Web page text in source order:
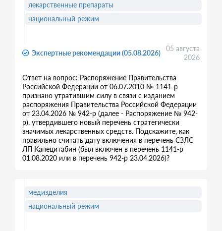
Экспертные рекомендации (05.08.2026)
05 августа
2026
Ответ на вопрос: Распоряжение Правительства
Российской Федерации от 06.07.2010 № 1141-р
признано утратившим силу в связи с изданием
распоряжения Правительства Российской Федерации
от 23.04.2026 № 942-р (далее - Распоряжение № 942-
р), утвердившего новый перечень стратегически
значимых лекарственных средств. Подскажите, как
правильно считать дату включения в перечень СЗЛС
ЛП Капецитабин (был включен в перечень 1141-р
01.08.2020 или в перечень 942-р 23.04.2026)?
лекарственные препараты
национальный режим
медизделия
национальный режим